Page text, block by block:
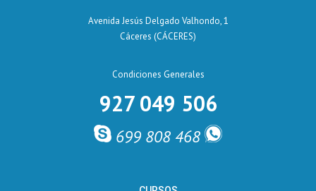
Avenida Jesús Delgado Valhondo, 1
Cáceres (CÁCERES)
Condiciones Generales
927 049 506
699 808 468